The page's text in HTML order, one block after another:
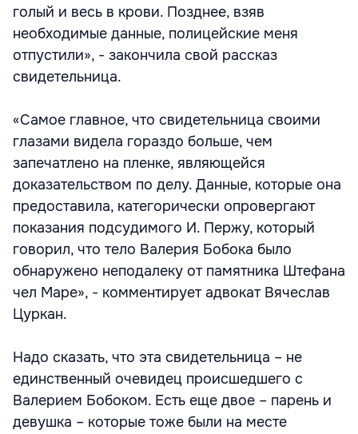
голый и весь в крови. Позднее, взяв
необходимые данные, полицейские меня
отпустили», - закончила свой рассказ
свидетельница.
«Самое главное, что свидетельница своими
глазами видела гораздо больше, чем
запечатлено на пленке, являющейся
доказательством по делу. Данные, которые она
предоставила, категорически опровергают
показания подсудимого И. Пержу, который
говорил, что тело Валерия Бобока было
обнаружено неподалеку от памятника Штефана
чел Маре», - комментирует адвокат Вячеслав
Цуркан.
Надо сказать, что эта свидетельница – не
единственный очевидец происшедшего с
Валерием Бобоком. Есть еще двое – парень и
девушка – которые тоже были на месте